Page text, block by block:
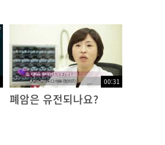
00:31
폐암은 유전되나요?